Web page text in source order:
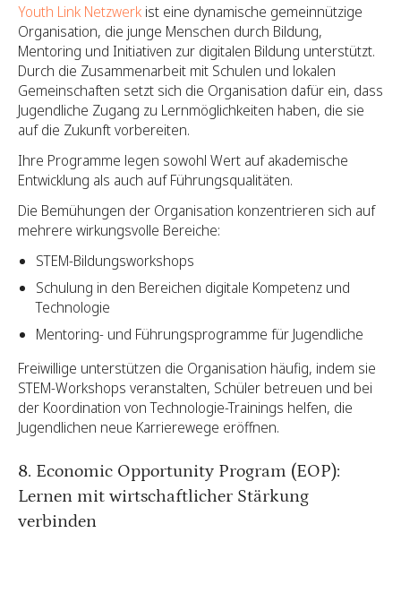
Youth Link Netzwerk ist eine dynamische gemeinnützige
Organisation, die junge Menschen durch Bildung,
Mentoring und Initiativen zur digitalen Bildung unterstützt.
Durch die Zusammenarbeit mit Schulen und lokalen
Gemeinschaften setzt sich die Organisation dafür ein, dass
Jugendliche Zugang zu Lernmöglichkeiten haben, die sie
auf die Zukunft vorbereiten.
Ihre Programme legen sowohl Wert auf akademische
Entwicklung als auch auf Führungsqualitäten.
Die Bemühungen der Organisation konzentrieren sich auf
mehrere wirkungsvolle Bereiche:
STEM-Bildungsworkshops
Schulung in den Bereichen digitale Kompetenz und
Technologie
Mentoring- und Führungsprogramme für Jugendliche
Freiwillige unterstützen die Organisation häufig, indem sie
STEM-Workshops veranstalten, Schüler betreuen und bei
der Koordination von Technologie-Trainings helfen, die
Jugendlichen neue Karrierewege eröffnen.
8. Economic Opportunity Program (EOP):
Lernen mit wirtschaftlicher Stärkung
verbinden